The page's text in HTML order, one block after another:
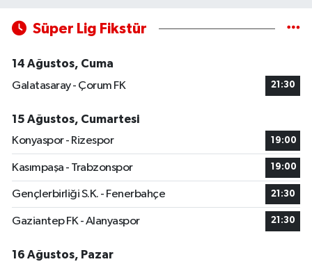
Süper Lig Fikstür
14 Ağustos, Cuma
Galatasaray - Çorum FK
21:30
15 Ağustos, Cumartesi
Konyaspor - Rizespor
19:00
Kasımpaşa - Trabzonspor 19:00
Gençlerbirliği S.K. - Fenerbahçe 21:30
Gaziantep FK - Alanyaspor 21:30
16 Ağustos, Pazar